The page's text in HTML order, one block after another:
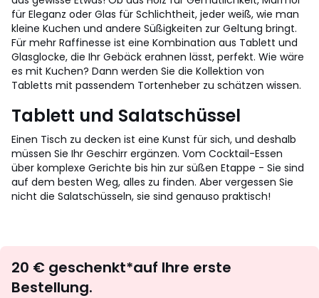
für Eleganz oder Glas für Schlichtheit, jeder weiß, wie man
kleine Kuchen und andere Süßigkeiten zur Geltung bringt.
Für mehr Raffinesse ist eine Kombination aus Tablett und
Glasglocke, die Ihr Gebäck erahnen lässt, perfekt. Wie wäre
es mit Kuchen? Dann werden Sie die Kollektion von
Tabletts mit passendem Tortenheber zu schätzen wissen.
Tablett und Salatschüssel
Einen Tisch zu decken ist eine Kunst für sich, und deshalb
müssen Sie Ihr Geschirr ergänzen. Vom Cocktail-Essen
über komplexe Gerichte bis hin zur süßen Etappe - Sie sind
auf dem besten Weg, alles zu finden. Aber vergessen Sie
nicht die Salatschüsseln, sie sind genauso praktisch!
abonnieren
20 € geschenkt*auf Ihre erste
Bestellung.